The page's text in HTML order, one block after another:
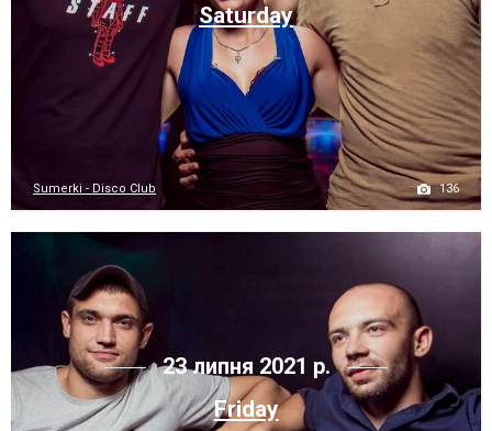
Saturday
Sumerki - Disco Club 136
23 липня 2021 р.
Friday